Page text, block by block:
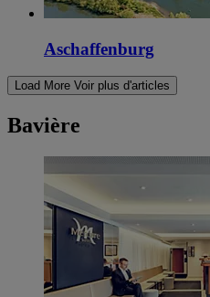
Aschaffenburg
Load More Voir plus d'articles
Bavière